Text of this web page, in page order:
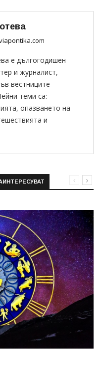
е дългогодишен
и журналист,
вестниците
теми са:
опазването на
и